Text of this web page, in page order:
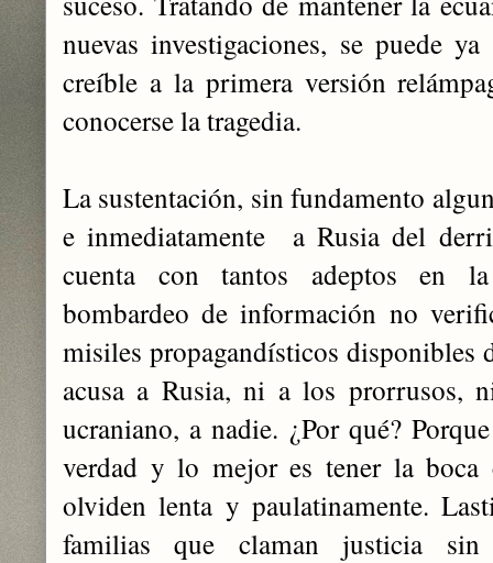
nuevas investigaciones, se puede
creíble a la primera versión
conocerse la tragedia.
La sustentación, sin fundamento
e inmediatamente a Rusia del
cuenta con tantos adeptos en
bombardeo de información no
misiles propagandísticos disponibles
acusa a Rusia, ni a los prorrusos,
ucraniano, a nadie. ¿Por qué?
verdad y lo mejor es tener la boca
olviden lenta y paulatinamente.
familias que claman justicia